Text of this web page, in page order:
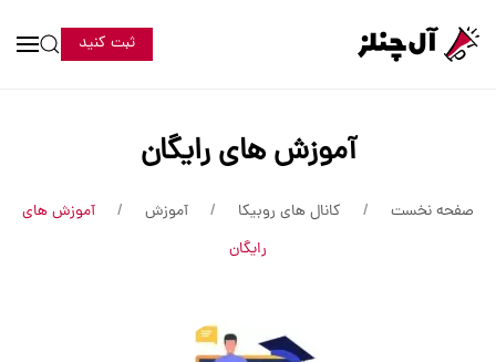
ثبت کنید
آموزش های رایگان
صفحه نخست کانال های روبیکا آموزش
آموزش های
رایگان